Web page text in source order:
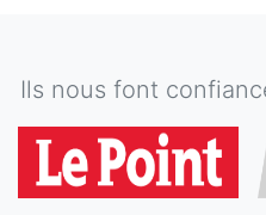
Ils nous font